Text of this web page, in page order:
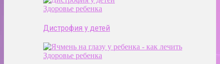
Здоровье ребенка
Дистрофия у детей
Здоровье ребенка